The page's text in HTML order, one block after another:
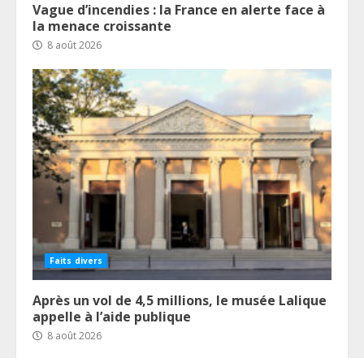
Vague d’incendies : la France en alerte face à
la menace croissante
8 août 2026
Faits divers
Après un vol de 4,5 millions, le musée Lalique
appelle à l’aide publique
8 août 2026